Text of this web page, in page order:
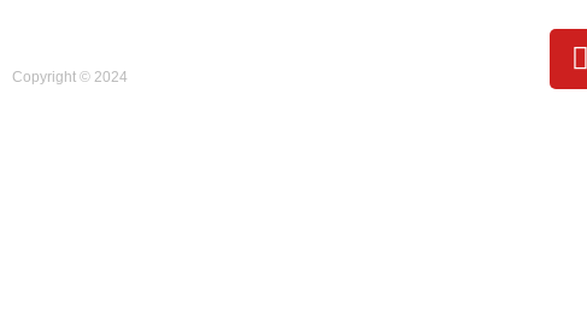
Copyright © 2024